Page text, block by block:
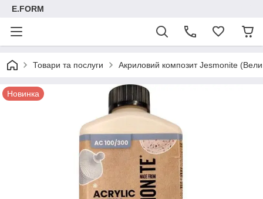
E.FORM
Товари та послуги Акриловий композит Jesmonite
Новинка